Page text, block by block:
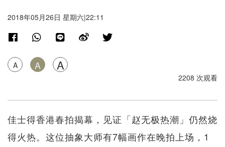
2018年05月26日 星期六|22:11
A A A
2208 次观看
佳士得香港春拍揭幕，见证「赵无极热潮」仍然烧
得火热。这位抽象大师有7幅画作在晚拍上场，1